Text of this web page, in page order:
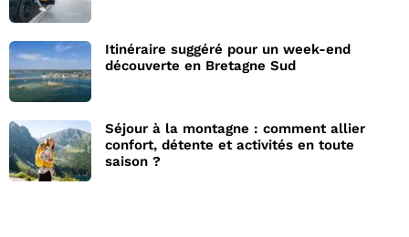
Itinéraire suggéré pour un week-end
découverte en Bretagne Sud
Séjour à la montagne : comment allier
confort, détente et activités en toute
saison ?